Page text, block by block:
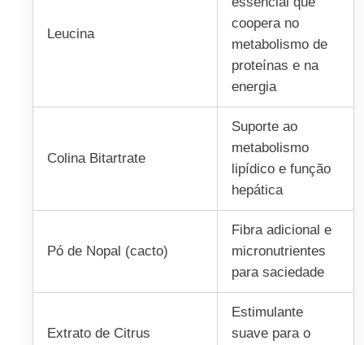
Leucina
coopera no
metabolismo de
proteínas e na
energia
Colina Bitartrate
Suporte ao
metabolismo
lipídico e função
hepática
Pó de Nopal (cacto)
Fibra adicional e
micronutrientes
para saciedade
Extrato de Citrus
Estimulante
suave para o